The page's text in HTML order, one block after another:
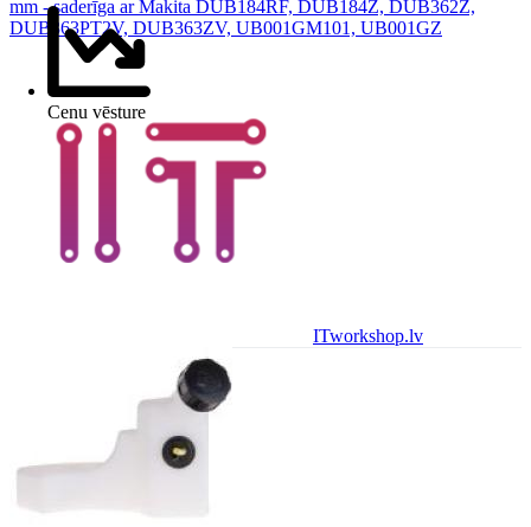
Cenu vēsture
mm - saderīga ar Makita DUB184RF, DUB184Z, DUB362Z,
DUB363PT2V, DUB363ZV, UB001GM101, UB001GZ
ITworkshop.lv